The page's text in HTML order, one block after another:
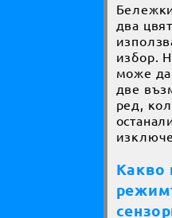
два
избор.
може да
две
ред,
Какво